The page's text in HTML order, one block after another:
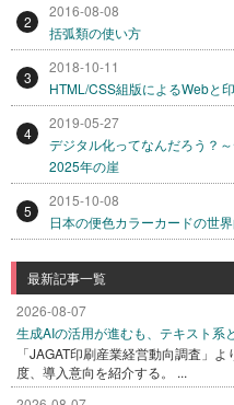
2
2016-08-08
括弧類の使い方
3
2018-10-11
HTML/CSS組版によるWebと
4
2019-05-27
デジタル化ってなんだろう？
2025年の崖
5
2015-10-08
日本の便色カラーカードの世
最新記事一覧
2026-08-07
生成AIの活用が進むも、テキスト系
「JAGAT印刷産業経営動向調査」
度、導入意向を紹介する。 ...